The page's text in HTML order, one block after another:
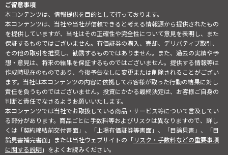
ご留意事項
本コンテンツは、情報提供を目的として行っております。
本コンテンツは、当社や当社が信頼できると考える情報源から提供されたもの
を提供していますが、当社はその正確性や完全性について意見を表明し、また
保証するものではございません。有価証券の購入、売却、デリバティブ取引、
その他の取引を推奨し、勧誘するものではありません。また、過去の実績や予
想・意見は、将来の結果を保証するものではございません。提供する情報等は
作成時現在のものであり、今後予告なしに変更または削除されることがござい
ます。当社は本コンテンツの内容に依拠してお客様が取った行動の結果に対し
責任を負うものではございません。投資にかかる最終決定は、お客様ご自身の
判断と責任でなさるようお願いいたします。
本コンテンツでは当社でお取扱している商品・サービス等について言及してい
る部分があります。商品ごとに手数料等およびリスクは異なりますので、詳し
くは「契約締結前交付書面」、「上場有価証券等書面」、「目論見書」、「目
論見書補完書面」または当社ウェブサイトの「リスク・手数料などの重要事項
に関する説明」をよくお読みください。